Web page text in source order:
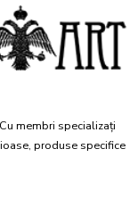
membri specializați
produse specifice